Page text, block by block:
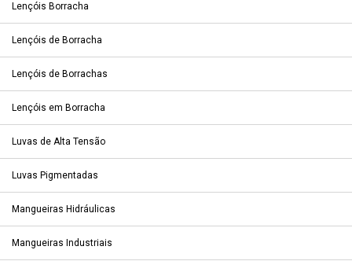
Lençóis Borracha
Lençóis de Borracha
Lençóis de Borrachas
Lençóis em Borracha
Luvas de Alta Tensão
Luvas Pigmentadas
Mangueiras Hidráulicas
Mangueiras Industriais